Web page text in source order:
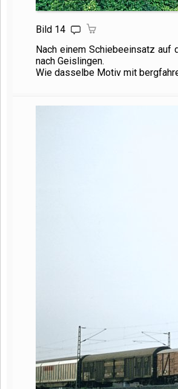
Bild 14
Nach einem Schiebeeinsatz
nach Geislingen.
Wie dasselbe Motiv mit